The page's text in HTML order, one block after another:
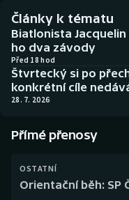
Boby a skeleton
Box
Dostihy
Florbal
AZ kvíz
Články k tématu
Biatlonista
ho dva závody
Před 18 hod
Štvrtecký si po
konkrétní cíle
28. 7. 2026
Přímé přenosy
OSTATNÍ
Orientační běh: SP